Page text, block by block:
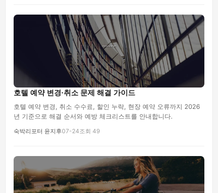
호텔 예약 변경·취소 문제 해결 가이드
호텔 예약 변경, 취소 수수료, 할인 누락, 현장 예약 오류까지 2026
년 기준으로 해결 순서와 예방 체크리스트를 안내합니다.
숙박리포터 윤지후07-24조회 49